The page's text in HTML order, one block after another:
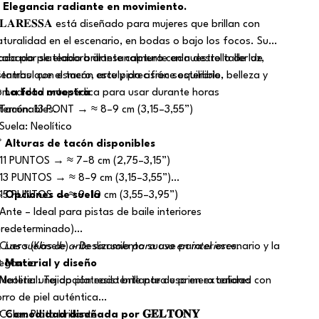
Elegancia radiante en movimiento.
está diseñado para mujeres que brillan con
en el escenario, en bodas o bajo los focos. Su
plateado brillante captura cada destello de luz,
que el tacón esculpido ofrece equilibrio, belleza y
ortopédica para usar durante horas
par se elabora artesanalmente en nuestro taller de
con esmero, arte y precisión sostenible.
La foto muestra
13 PONT → ≈ 8–9 cm (3,15–3,55”)
Neolítico
Alturas de tacón disponibles
PUNTOS → ≈ 7–8 cm (2,75–3,15”)
PUNTOS → ≈ 8–9 cm (3,15–3,55”)
PUNTOS → ≈ 9–10 cm (3,55–3,95”)
Opciones de suela
– Ideal para pistas de baile interiores
(Kösele) – Deslizamiento suave para el escenario y la
una opción resistente para uso en exteriores
Las suelas de ante son solo para uso en interiores.
Material y diseño
Tejido plateado brillante de primera calidad con
de piel auténtica
Plata brillante
Comodidad diseñada por 𝐆𝐄𝐋𝐓𝐎𝐍𝐘